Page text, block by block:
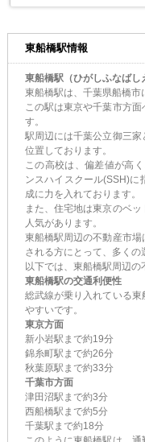
東船橋駅情報
東船橋駅（ひがしふなばし
東船橋駅は、千葉県船橋市
この駅は東京や千葉市方
す。
駅周辺には千葉公立御三家
位置しております。
この高校は、偏差値が高
ンスハイスクール(SSH)に
成に力を入れております。
また、住宅地は東京のベ
人気があります。
東船橋駅周辺の不動産市
される方にとって、多くの
以下では、東船橋駅周辺の
東船橋駅の交通利便性
総武線が乗り入れている東
やすいです。
東京方面
新小岩駅まで約19分
錦糸町駅まで約26分
秋葉原駅まで約33分
千葉市方面
津田沼駅まで約3分
西船橋駅まで約5分
千葉駅まで約18分